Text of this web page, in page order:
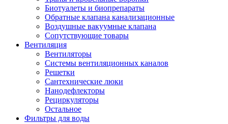
Биотуалеты и биопрепараты
Обратные клапана канализационные
Воздушные вакуумные клапана
Сопутствующие товары
Вентиляция
Вентиляторы
Системы вентиляционных каналов
Решетки
Сантехнические люки
Нанодефлекторы
Рециркуляторы
Остальное
Фильтры для воды